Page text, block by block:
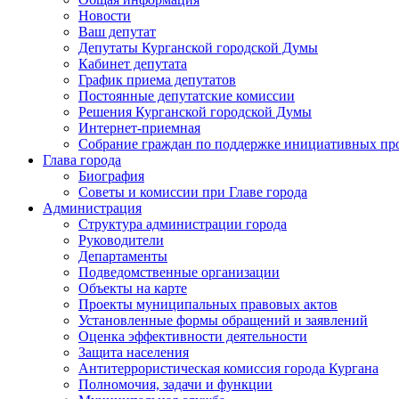
Новости
Ваш депутат
Депутаты Курганской городской Думы
Кабинет депутата
График приема депутатов
Постоянные депутатские комиссии
Решения Курганской городской Думы
Интернет-приемная
Собрание граждан по поддержке инициативных
Глава города
Биография
Советы и комиссии при Главе города
Администрация
Структура администрации города
Руководители
Департаменты
Подведомственные организации
Объекты на карте
Проекты муниципальных правовых актов
Установленные формы обращений и заявлений
Оценка эффективности деятельности
Защита населения
Антитеррористическая комиссия города Кургана
Полномочия, задачи и функции